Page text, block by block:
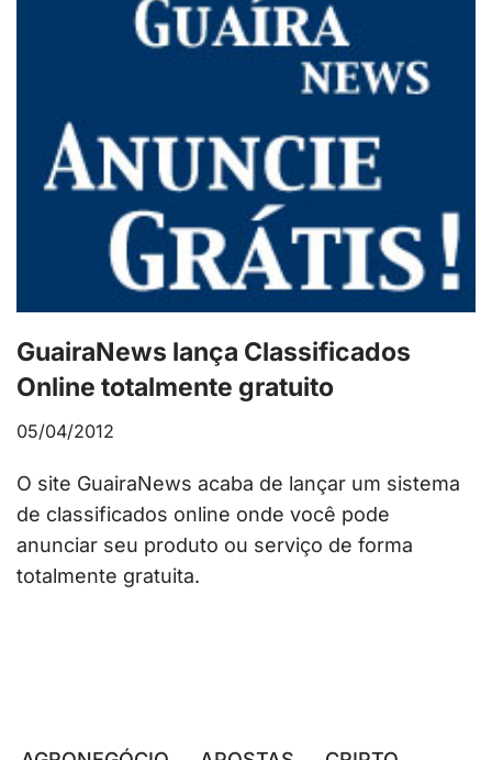
GuairaNews lança Classificados
Online totalmente gratuito
05/04/2012
O site GuairaNews acaba de lançar um sistema
de classificados online onde você pode
anunciar seu produto ou serviço de forma
totalmente gratuita.